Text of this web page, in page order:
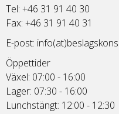
Tel: +46 31 91 40 30
Fax: +46 31 91 40 31
E-post:
Öppettider
Växel: 07:00 - 16:00
Lager: 07:30 - 16:00
Lunchstängt: 12:00 - 12:30